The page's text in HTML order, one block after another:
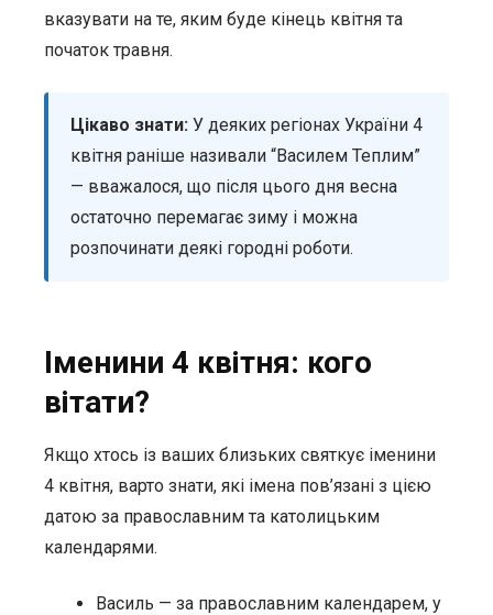
вказувати на те, яким буде кінець квітня та
початок травня.
Цікаво знати: У деяких регіонах України 4
квітня раніше називали “Василем Теплим”
— вважалося, що після цього дня весна
остаточно перемагає зиму і можна
розпочинати деякі городні роботи.
Іменини 4 квітня: кого
вітати?
Якщо хтось із ваших близьких святкує іменини
4 квітня, варто знати, які імена пов’язані з цією
датою за православним та католицьким
календарями.
Василь — за православним календарем, у